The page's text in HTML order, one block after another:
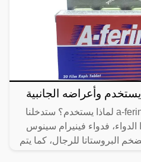
الإجابة على سؤال a-ferin sinüs لماذا يستخدم؟ ستدخلنا
فدواء فينيرام سينوس
البروستاتا للرجال، كما يتم